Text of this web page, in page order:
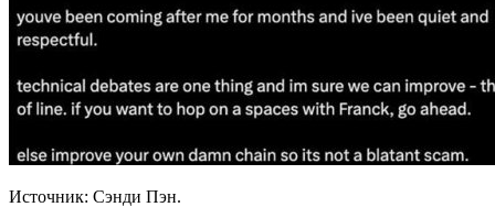
Источник: Сэнди Пэн.